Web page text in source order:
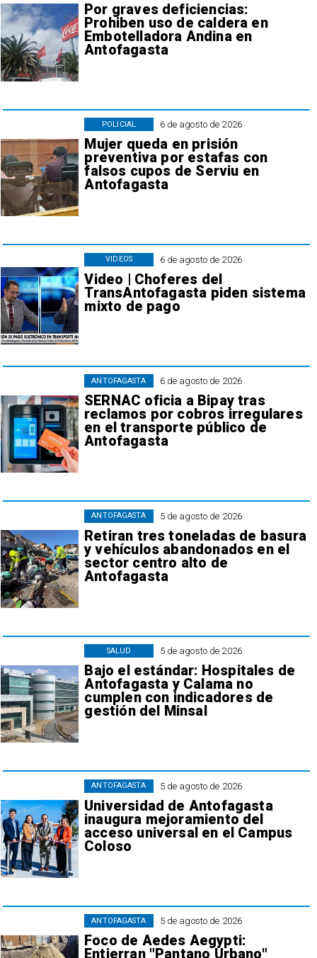
Por graves deficiencias:
Prohiben uso de caldera en
Embotelladora Andina en
Antofagasta
6 de agosto de 2026
Mujer queda en prisión
preventiva por estafas con
falsos cupos de Serviu en
Antofagasta
POLICIAL
6 de agosto de 2026
Video | Choferes del
TransAntofagasta piden sistema
mixto de pago
VIDEOS
6 de agosto de 2026
SERNAC oficia a Bipay tras
reclamos por cobros irregulares
en el transporte público de
Antofagasta
ANTOFAGASTA
5 de agosto de 2026
Retiran tres toneladas de basura
y vehículos abandonados en el
sector centro alto de
Antofagasta
ANTOFAGASTA
5 de agosto de 2026
Bajo el estándar: Hospitales de
Antofagasta y Calama no
cumplen con indicadores de
gestión del Minsal
SALUD
5 de agosto de 2026
Universidad de Antofagasta
inaugura mejoramiento del
acceso universal en el Campus
Coloso
ANTOFAGASTA
5 de agosto de 2026
Foco de Aedes Aegypti:
Entierran "Pantano Urbano"
ANTOFAGASTA